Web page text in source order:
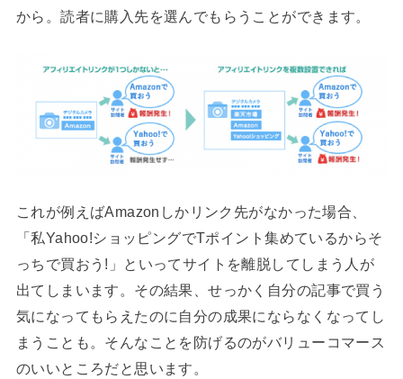
から。読者に購入先を選んでもらうことができます。
これが例えばAmazonしかリンク先がなかった場合、
「私Yahoo!ショッピングでTポイント集めているからそ
っちで買おう!」といってサイトを離脱してしまう人が
出てしまいます。その結果、せっかく自分の記事で買う
気になってもらえたのに自分の成果にならなくなってし
まうことも。そんなことを防げるのがバリューコマース
のいいところだと思います。